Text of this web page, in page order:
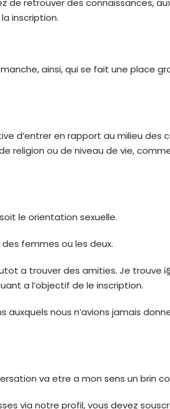
de retrouver des connaissances,
inscription.
ainsi, qui se fait une place
d’entrer en rapport au milieu des
religion ou de niveau de vie,
le orientation sexuelle.
femmes ou les deux.
a trouver des amities. Je trouve
a l’objectif de le inscription.
nous n’avions jamais
va etre a mon sens un brin
via notre profil, vous devez